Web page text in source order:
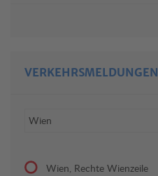
VERKEHRSMELDUNGEN
Wien, Rechte Wienzeile